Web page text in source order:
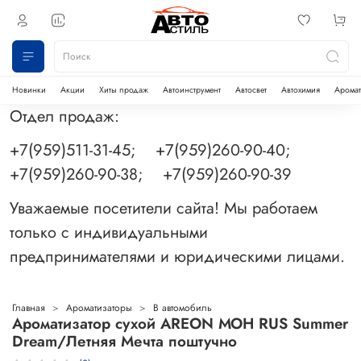
Новинки Акции Хиты продаж Автоинструмент Автосвет Автохимия
Отдел продаж:
+7(959)511-31-45; +7(959)260-90-40;
+7(959)260-90-38; +7(959)260-90-39
Уважаемые посетители сайта! Мы работаем
только с индивидуальными
предпринимателями и юридическими лицами.
Главная Ароматизаторы В автомобиль
Ароматизатор сухой AREON МОН RUS Summer
Dream/Летняя Мечта поштучно